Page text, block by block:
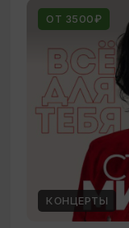
ОТ 3500₽
КОНЦЕРТЫ